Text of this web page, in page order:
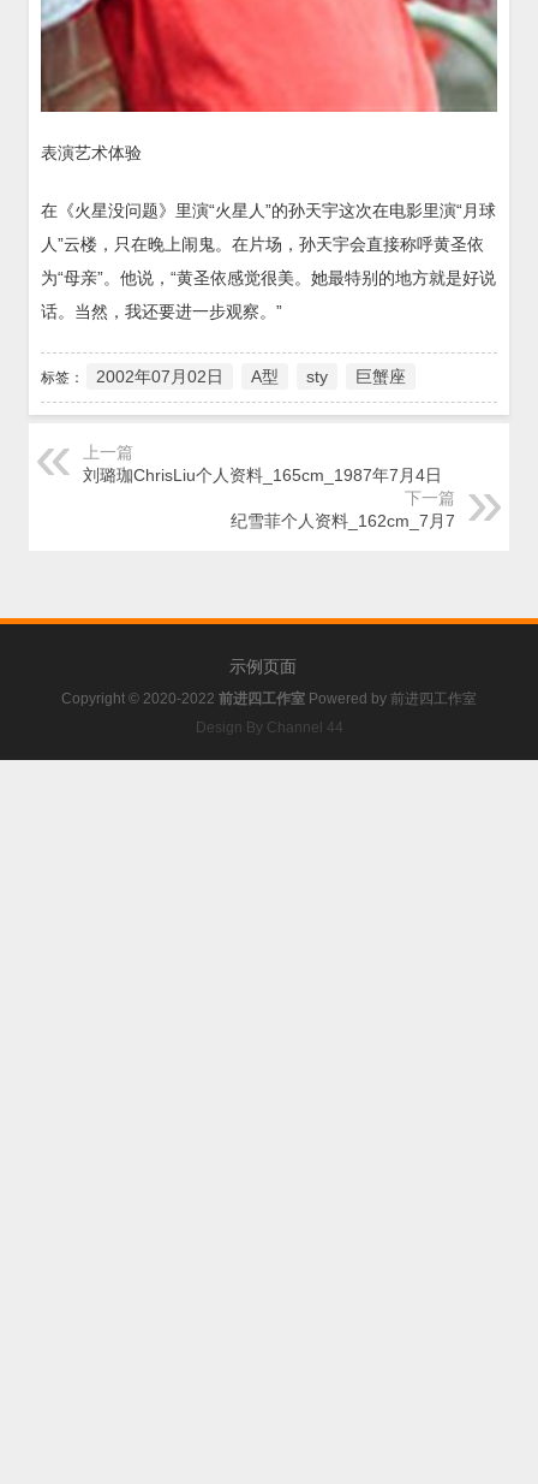
表演艺术体验
在《火星没问题》里演“火星人”的孙天宇这次在电影里演“月球
人”云楼，只在晚上闹鬼。在片场，孙天宇会直接称呼黄圣依
为“母亲”。他说，“黄圣依感觉很美。她最特别的地方就是好说
话。当然，我还要进一步观察。”
标签： 2002年07月02日 A型 sty 巨蟹座
上一篇
刘璐珈ChrisLiu个人资料_165cm_1987年7月4日
下一篇
纪雪菲个人资料_162cm_7月7
示例页面
Copyright © 2020-2022 前进四工作室 Powered by 前进四工作室
Design By Channel 44